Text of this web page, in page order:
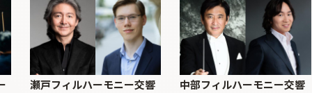
瀬戸フィルハーモニー交響 中部フィルハーモニー交響